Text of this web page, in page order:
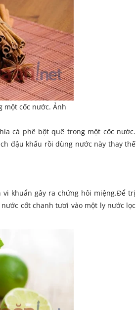
một cốc nước. Ảnh
cà phê bột quế trong một cốc nước.
đậu khấu rồi dùng nước này thay thế
khuẩn gây ra chứng hôi miệng.Để trị
cốt chanh tươi vào một ly nước lọc